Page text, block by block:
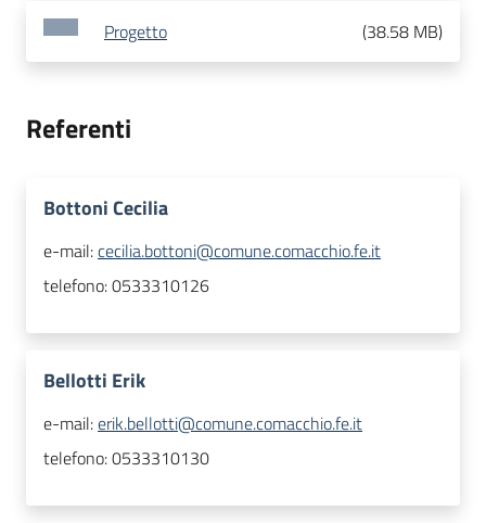
Progetto (38.58 MB)
Referenti
Bottoni Cecilia
e-mail:cecilia.bottoni@comune.comacchio.fe.it
telefono:0533310126
Bellotti Erik
e-mail:erik.bellotti@comune.comacchio.fe.it
telefono:0533310130